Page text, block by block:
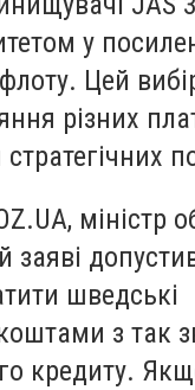
у
Цей
різних
міністр
заяві
шведські
з так
кредиту.